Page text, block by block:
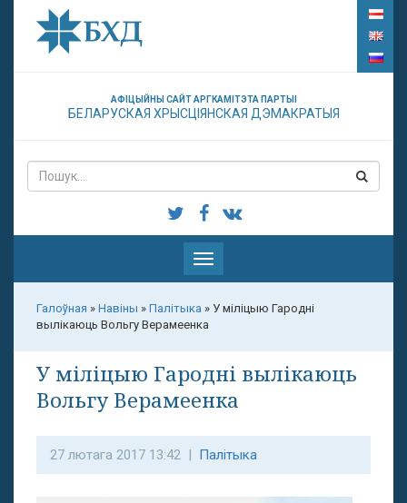
АФІЦЫЙНЫ САЙТ АРГКАМІТЭТА ПАРТЫІ
БЕЛАРУСКАЯ ХРЫСЦІЯНСКАЯ ДЭМАКРАТЫЯ
Паказаць
меню
Галоўная » Навіны » Палітыка » У міліцыю Гародні
вылікаюць Вольгу Верамеенка
У міліцыю Гародні вылікаюць
Вольгу Верамеенка
27 лютага 2017 13:42 | Палітыка